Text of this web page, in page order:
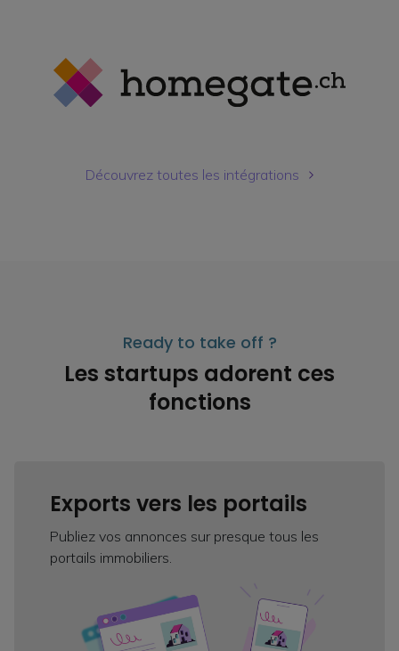
Découvrez toutes les intégrations
Ready to take off ?
Les startups adorent ces
fonctions
Exports vers les portails
Publiez vos annonces sur presque tous les
portails immobiliers.